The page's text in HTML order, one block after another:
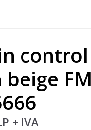
control
FM
+ IVA